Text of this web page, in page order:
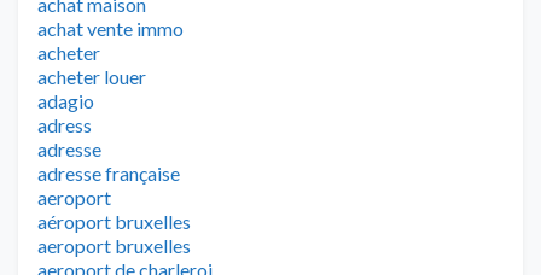
achat vente immo
acheter
acheter louer
adagio
adress
adresse
adresse française
aeroport
aéroport bruxelles
aeroport bruxelles
aeroport de charleroi